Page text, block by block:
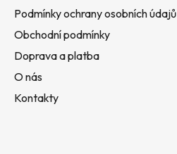
Podmínky ochrany osobních údajů
Obchodní podmínky
Doprava a platba
O nás
Kontakty